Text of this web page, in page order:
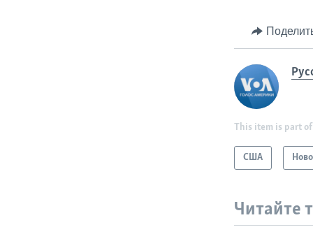
This item is part of
США
Читайте